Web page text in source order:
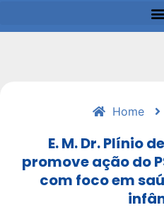
Home
E. M. Dr. Plínio
promove ação do
com foco em